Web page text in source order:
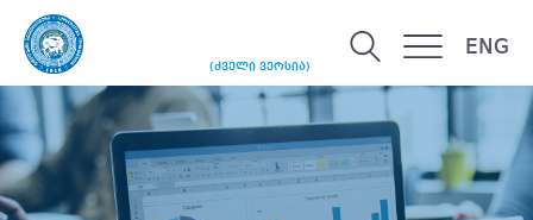
(ძველი ვერსია)
ENG